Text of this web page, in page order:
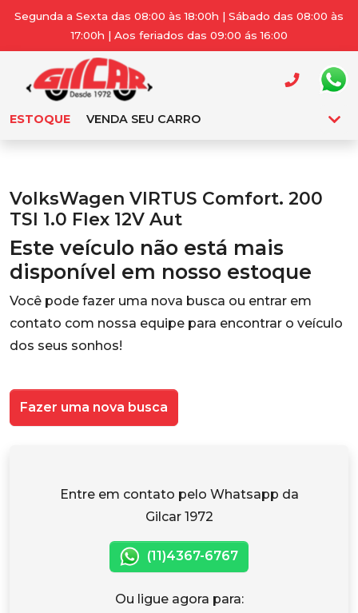
Segunda a Sexta das 08:00 às 18:00h | Sábado das 08:00 às
17:00h | Aos feriados das 09:00 ás 16:00
ESTOQUE VENDA SEU CARRO
VolksWagen VIRTUS Comfort. 200
TSI 1.0 Flex 12V Aut
Este veículo não está mais
disponível em nosso estoque
Você pode fazer uma nova busca ou entrar em
contato com nossa equipe para encontrar o veículo
dos seus sonhos!
Fazer uma nova busca
Entre em contato pelo Whatsapp da
Gilcar 1972
(11)4367-6767
Ou ligue agora para: